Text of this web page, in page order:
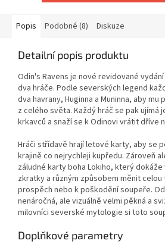
Popis Podobné (8) Diskuze
Detailní popis produktu
Odin's Ravens je nové revidované
dva hráče. Podle severských legend
dva havrany, Huginna a Muninna, aby
z celého světa. Každý hráč se pak ujímá
krkavců a snaží se k Odinovi vrátit dříve
Hráči střídavě hrají letové karty, aby se
krajině co nejrychleji kupředu. Zároveň
záludné karty boha Lokiho, který
zkratky a různým způsobem měnit celou
prospěch nebo k poškodění soupeře.
nenáročná, ale vizuálně velmi pěkná a
milovníci severské mytologie si toto
Doplňkové parametry